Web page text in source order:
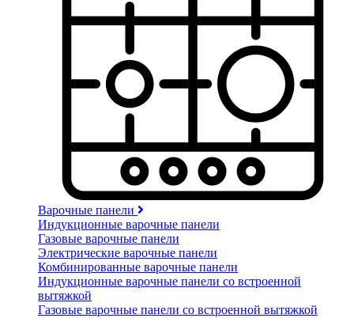
Варочные панели
Индукционные варочные панели
Газовые варочные панели
Электрические варочные панели
Комбинированные варочные панели
Индукционные варочные панели со встроенной
вытяжкой
Газовые варочные панели со встроенной вытяжкой